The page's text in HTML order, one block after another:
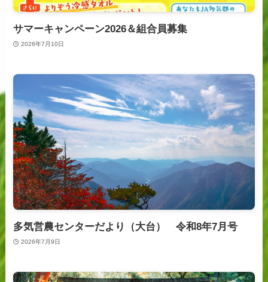
サマーキャンペーン2026＆組合員募集
2026年7月10日
多気営農センターだより（大台） 令和8年7月号
2026年7月9日